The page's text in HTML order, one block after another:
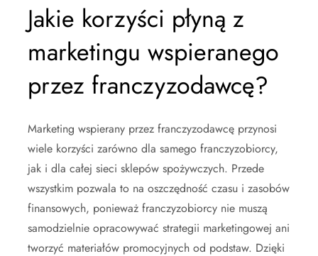
Jakie korzyści płyną z
marketingu wspieranego
przez franczyzodawcę?
Marketing wspierany przez franczyzodawcę przynosi
wiele korzyści zarówno dla samego franczyzobiorcy,
jak i dla całej sieci sklepów spożywczych. Przede
wszystkim pozwala to na oszczędność czasu i zasobów
finansowych, ponieważ franczyzobiorcy nie muszą
samodzielnie opracowywać strategii marketingowej ani
tworzyć materiałów promocyjnych od podstaw. Dzięki